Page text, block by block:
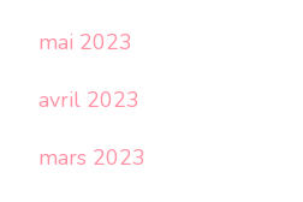
mai 2023
avril 2023
mars 2023